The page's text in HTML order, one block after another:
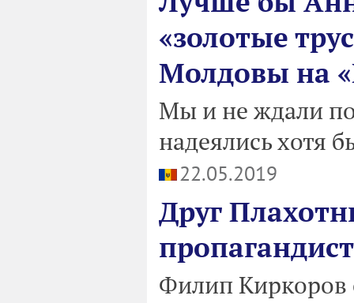
«золотые
Молдовы на
Мы и не ждали
надеялись хотя
22.05.2019
Друг
Филип Киркоров